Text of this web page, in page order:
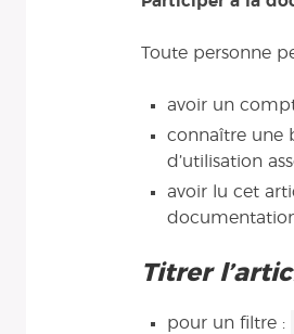
Toute personne
avoir un
connaître une
d’utilisation
avoir lu cet
Titrer
pour un filtre :